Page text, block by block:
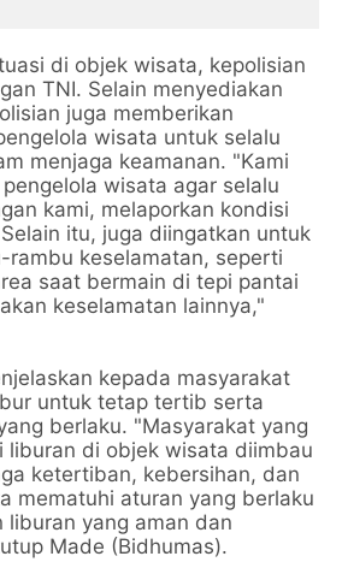
di objek wisata, kepolisian
TNI. Selain menyediakan
juga memberikan
wisata untuk selalu
menjaga keamanan. "Kami
wisata agar selalu
kami, melaporkan kondisi
itu, juga diingatkan untuk
rambu keselamatan, seperti
saat bermain di tepi pantai
keselamatan lainnya,"
kepada masyarakat
untuk tetap tertib serta
berlaku. "Masyarakat yang
liburan di objek wisata diimbau
ketertiban, kebersihan, dan
mematuhi aturan yang berlaku
liburan yang aman dan
Made (Bidhumas).